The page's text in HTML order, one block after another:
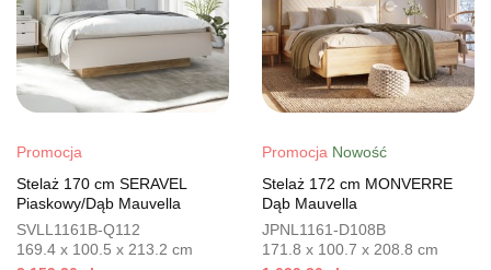
Promocja
Stelaż 170 cm SERAVEL
Piaskowy/Dąb Mauvella
SVLL1161B-Q112
169.4 x 100.5 x 213.2 cm
Promocja Nowość
Stelaż 172 cm MONVERRE
Dąb Mauvella
JPNL1161-D108B
171.8 x 100.7 x 208.8 cm